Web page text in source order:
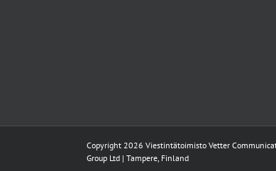
Copyright 2026 Viestintätoimisto Vetter
Group Ltd | Tampere, Finland